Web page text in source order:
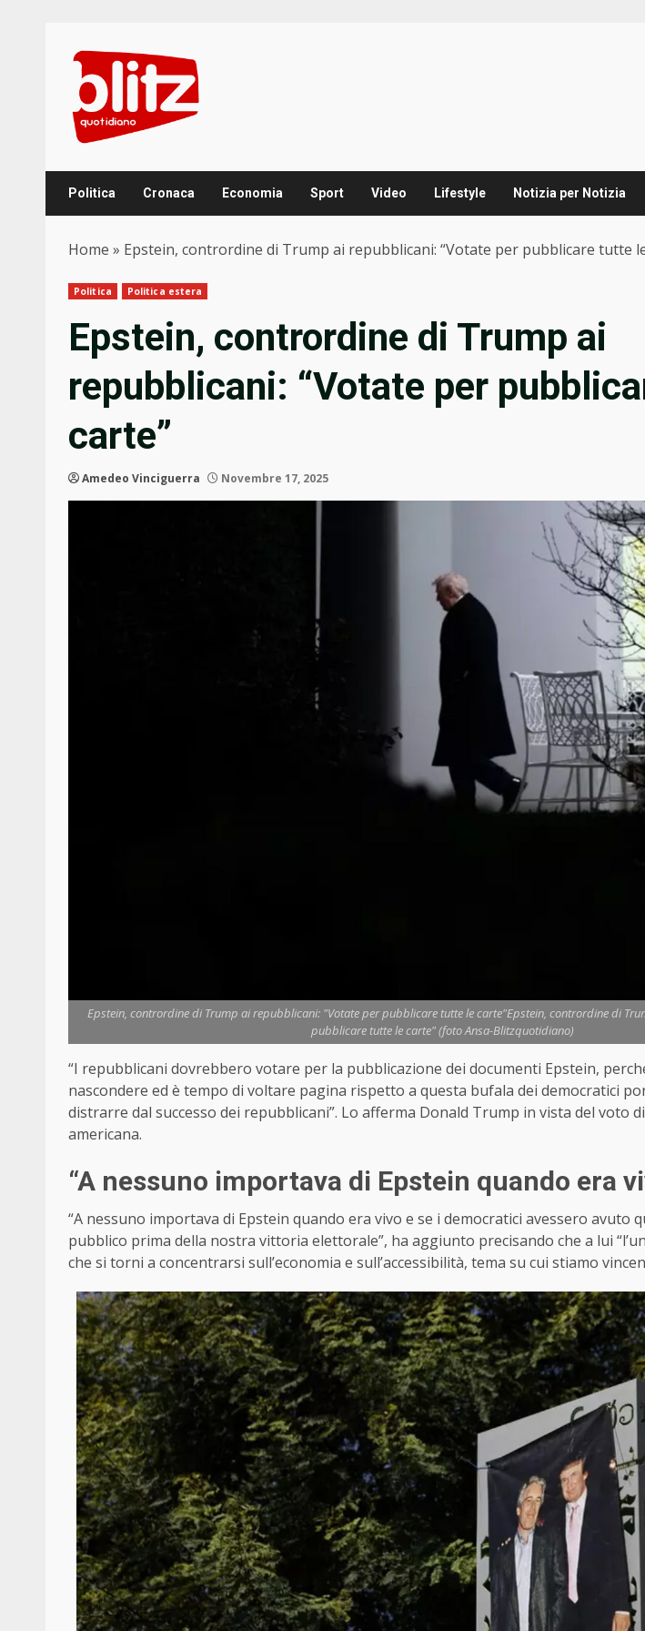
content
Politica Cronaca Economia Sport Video Lifestyle Notizia per Notizia
Home » Epstein, contrordine di Trump ai repubblicani: “Votate per pubblicare tutte
Politica Politica estera
Epstein, contrordine di Trump ai
repubblicani: “Votate per
carte”
Amedeo Vinciguerra Novembre 17, 2025
Epstein, contrordine di Trump ai repubblicani: "Votate per pubblicare tutte le carte"Epstein, contrordine di
pubblicare tutte le carte" (foto Ansa-Blitzquotidiano)
“I repubblicani dovrebbero votare per la pubblicazione dei documenti Epstein,
nascondere ed è tempo di voltare pagina rispetto a questa bufala dei democratici
distrarre dal successo dei repubblicani”. Lo afferma Donald Trump in vista del voto
americana.
“A nessuno importava di Epstein quando era
“A nessuno importava di Epstein quando era vivo e se i democratici avessero avuto
pubblico prima della nostra vittoria elettorale”, ha aggiunto precisando che a lui
che si torni a concentrarsi sull’economia e sull’accessibilità, tema su cui stiamo